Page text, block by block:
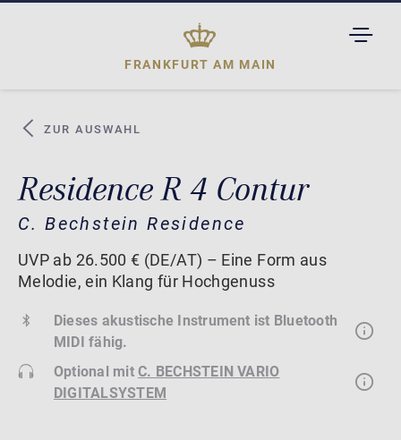
FRANKFURT AM MAIN
ZUR AUSWAHL
Residence R 4 Contur
C. Bechstein Residence
UVP ab 26.500 € (DE/AT) – Eine Form aus
Melodie, ein Klang für Hochgenuss
Dieses akustische Instrument ist Bluetooth
MIDI fähig.
Optional mitC. BECHSTEIN VARIO
DIGITALSYSTEM